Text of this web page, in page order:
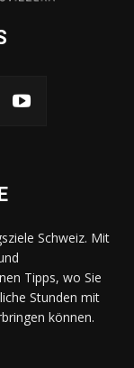
Schweiz. Mit
Tipps, wo Sie
Stunden mit
können.